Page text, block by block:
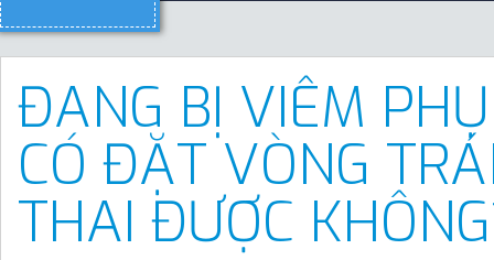
ĐANG BỊ VIÊM
CÓ ĐẶT VÒNG
THAI ĐƯỢC